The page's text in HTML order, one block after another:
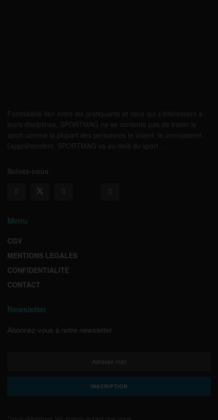
Formidable lien entre les pratiquants et ceux qui s’intéressent à
leurs disciplines, SPORTMAG ne se contente pas de traiter le
sport comme la plupart des personnes le voient, le connaissent,
l’appréhendent. SPORTMAG va au-delà du sport…
Suivez-nous
Menu
CGV
MENTIONS LEGALES
CONFIDENTIALITE
CONTACT
Newsletter
Abonnez-vous à notre newsletter